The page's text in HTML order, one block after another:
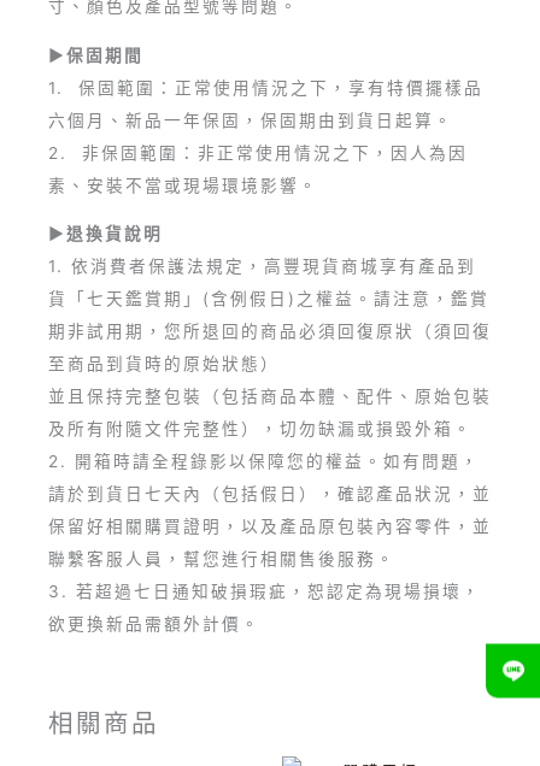
寸、顏色及產品型號等問題。
►保固期間
1. 保固範圍：正常使用情況之下，享有特價擺樣品
六個月、新品一年保固，保固期由到貨日起算。
2. 非保固範圍：非正常使用情況之下，因人為因
素、安裝不當或現場環境影響。
►退換貨說明
1. 依消費者保護法規定，高豐現貨商城享有產品到
貨「七天鑑賞期」(含例假日)之權益。請注意，鑑賞
期非試用期，您所退回的商品必須回復原狀（須回復
至商品到貨時的原始狀態）
並且保持完整包裝（包括商品本體、配件、原始包裝
及所有附隨文件完整性），切勿缺漏或損毀外箱。
2. 開箱時請全程錄影以保障您的權益。如有問題，
請於到貨日七天內（包括假日），確認產品狀況，並
保留好相關購買證明，以及產品原包裝內容零件，並
聯繫客服人員，幫您進行相關售後服務。
3. 若超過七日通知破損瑕疵，恕認定為現場損壞，
欲更換新品需額外計價。
相關商品